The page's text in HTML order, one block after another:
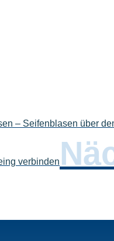
– Seifenblasen über
verbinden